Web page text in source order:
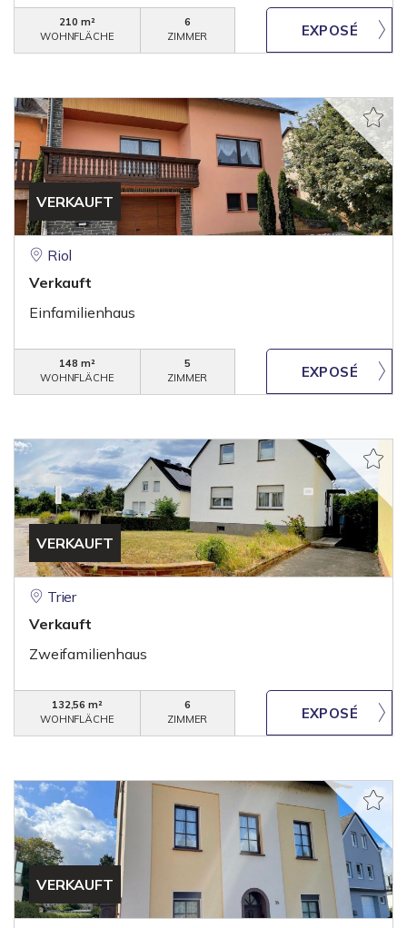
210 m²
WOHNFLÄCHE
6
ZIMMER
VERKAUFT
Riol
Verkauft
Einfamilienhaus
148 m²
WOHNFLÄCHE
5
ZIMMER
VERKAUFT
Trier
Verkauft
Zweifamilienhaus
132,56 m²
WOHNFLÄCHE
6
ZIMMER
VERKAUFT